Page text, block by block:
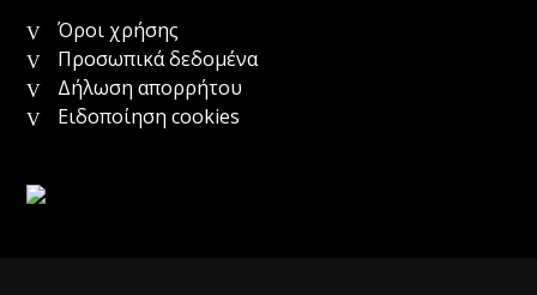
Όροι χρήσης
Προσωπικά δεδομένα
Δήλωση απορρήτου
Ειδοποίηση cookies